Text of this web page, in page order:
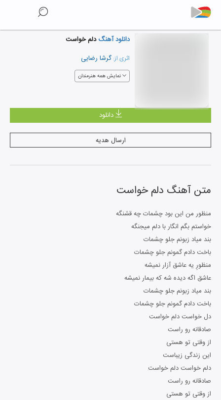
دانلود آهنگدلم خواست
اثری از: گرشا رضایی
نمایش همه هنرمندان
دانلود
ارسال هدیه
متن آهنگ دلم خواست
منظور من این بود چشمات چه قشنگه
خواستم بگم انگار با دلم میجنگه
بند میاد زبونم جلو چشمات
باخت دادم گمونم جلو چشمات
منظورِ یه عاشق آزار نمیشه
عاشق اگه دیده شه که بیمار نمیشه
بند میاد زبونم جلو چشمات
باخت دادم گمونم جلو چشمات
دل خواست دلم خواست
صادقانه رو راست
از وقتی تو هستی
این زندگی زیباست
دلم خواست دلم خواست
صادقانه رو راست
از وقتی تو هستی